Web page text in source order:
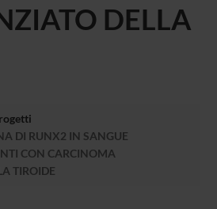
DELLA
DI RUNX2 IN SANGUE
CON CARCINOMA
TIROIDE